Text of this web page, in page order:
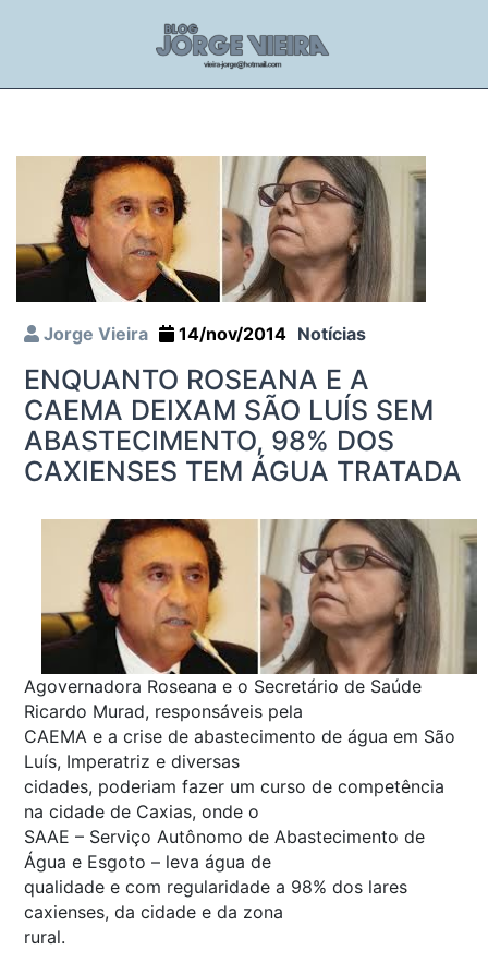
Jorge Vieira 14/nov/2014 Notícias
ENQUANTO ROSEANA E A
CAEMA DEIXAM SÃO LUÍS SEM
ABASTECIMENTO, 98% DOS
CAXIENSES TEM ÁGUA TRATADA
Agovernadora Roseana e o Secretário de Saúde
Ricardo Murad, responsáveis pela
CAEMA e a crise de abastecimento de água em São
Luís, Imperatriz e diversas
cidades, poderiam fazer um curso de competência
na cidade de Caxias, onde o
SAAE – Serviço Autônomo de Abastecimento de
Água e Esgoto – leva água de
qualidade e com regularidade a 98% dos lares
caxienses, da cidade e da zona
rural.